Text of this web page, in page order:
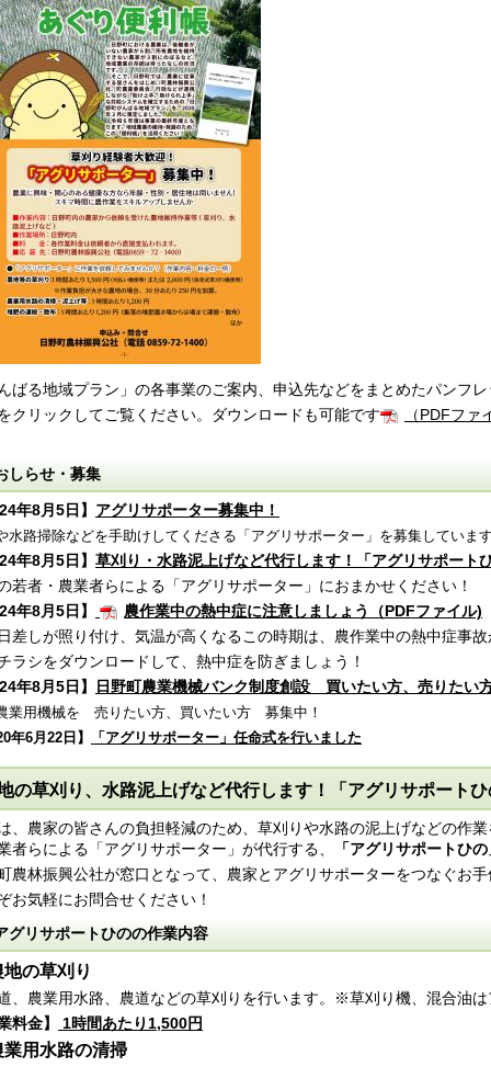
ばる地域プラン」の各事業のご案内、申込先などをまとめたパンフレ
クリックしてご覧ください。ダウンロードも可能です
（PDFファ
しらせ・募集
年8月5日】 アグリサポーター募集中！
水路掃除などを手助けしてくださる「アグリサポーター」を募集しています
年8月5日】 草刈り・水路泥上げなど代行します！「アグリサポートひ
若者・農業者らによる「アグリサポーター」におまかせください！
年8月5日】
農作業中の熱中症に注意しましょう（PDFファイル)
差しが照り付け、気温が高くなるこの時期は、農作業中の熱中症事故
ラシをダウンロードして、熱中症を防ぎましょう！
年8月5日】
日野町農業機械バンク制度創設 買いたい方、売りたい
業用機械を 売りたい方、買いたい方 募集中！
年6月22日】
「アグリサポーター」任命式を行いました
の草刈り、水路泥上げなど代行します！「アグリサポートひ
、農家の皆さんの負担軽減のため、草刈りや水路の泥上げなどの作
者らによる「アグリサポーター」が代行する、
「アグリサポートひの
農林振興公社が窓口となって、農家とアグリサポーターをつなぐお手
お気軽にお問合せください！
グリサポートひのの作業内容
地の草刈り
、農業用水路、農道などの草刈りを行います。※草刈り機、混合油は
料金】
1時間あたり1,500円
業用水路の清掃